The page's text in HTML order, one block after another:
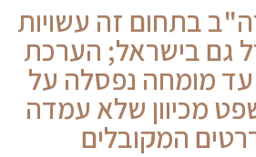
בתחום זה עשויות
גם בישראל; הערכת
עד מומחה נפסלה על
מכיוון שלא עמדה
המקובלים